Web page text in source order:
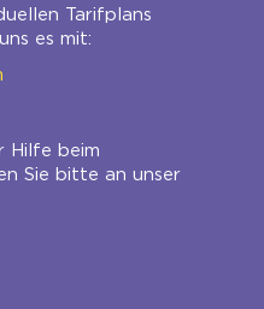
Tarifplans
es mit:
Hilfe beim
Sie bitte an unser